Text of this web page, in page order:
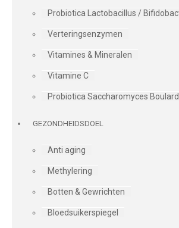
Probiotica Lactobacillus /
Verteringsenzymen
Vitamines & Mineralen
Vitamine C
Probiotica Saccharomyces
GEZONDHEIDSDOEL
Anti aging
Methylering
Botten & Gewrichten
Bloedsuikerspiegel